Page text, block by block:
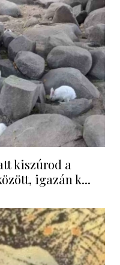
kiszúrod a
igazán k...